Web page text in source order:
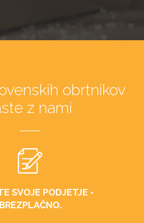
obrtnikov
z nami
SVOJE PODJETJE -
BREZPLAČNO.